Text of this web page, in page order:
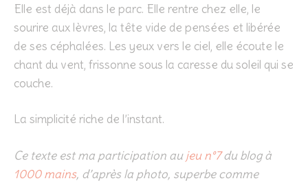
Elle est déjà dans le parc. Elle rentre chez elle, le
sourire aux lèvres, la tête vide de pensées et libérée
de ses céphalées. Les yeux vers le ciel, elle écoute le
chant du vent, frissonne sous la caresse du soleil qui se
couche.
La simplicité riche de l’instant.
Ce texte est ma participation aujeu n°7du blog à
1000 mains, d’après la photo, superbe comme